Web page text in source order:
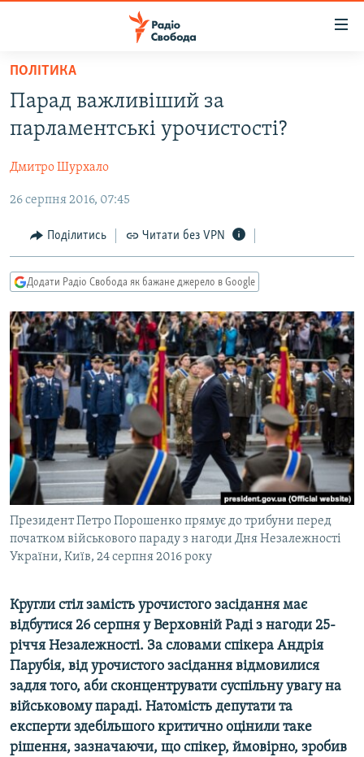
Перейти
основного
матеріалу
Перейти
до
навігації
Перейти
пошуку
ВСЕ ЗА ДОБУ
СТАТТІ
ПОЛІТИКА
ЕКОНОМІКА
СУСПІЛЬСТВО
СПОРТ
УКРАЇНА
СВІТ
ВІЙНА
РОСІЙСЬКА «ФІЛЬТРАЦІЯ»
ДОНБАС.РЕАЛІЇ
КРИМ.РЕАЛІЇ
ТИ ЯК?
СХЕМИ
КИТАЙ.ВИКЛИКИ
МУЛЬТИМЕДІА
ФОТО
СПЕЦПРОЄКТИ
ПОДКАСТИ
РУС
УКР
ДОЛУЧАЙСЯ!
Усі сайти RFE/RL
ПОЛІТИКА
Парад важливіший за
парламентські урочистості?
Дмитро Шурхало
26 серпня 2016, 07:45
Поділитись Читати без VPN
Додати Радіо Свобода як бажане джерело в Google
Президент Петро Порошенко прямує до трибуни перед
початком військового параду з нагоди Дня Незалежності
України, Київ, 24 серпня 2016 року
Кругли стіл замість урочистого засідання має
відбутися 26 серпня у Верховній Раді з нагоди 25-
річчя Незалежності. За словами спікера Андрія
Парубія, від урочистого засідання відмовилися
задля того, аби сконцентрувати суспільну увагу на
військовому параді. Натомість депутати та
експерти здебільшого критично оцінили таке
рішення, зазначаючи, що спікер, ймовірно, зробив